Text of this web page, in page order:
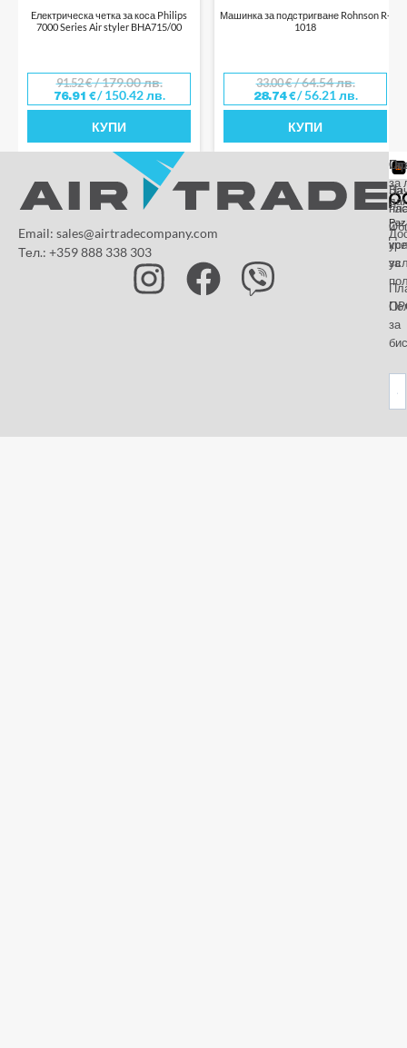
Eлектрическа четка за коса Philips
7000 Series Air styler BHA715/00
91.52€/ 179.00 лв.
76.91 €/ 150.42 лв.
КУПИ
Машинка за подстригване Rohnson R-
1018
33.00€/ 64.54 лв.
28.74€/ 56.21 лв.
КУПИ
Email: sales@airtradecompany.com
Тел.: +359 888 338 303
За
нас
и
за
за
за